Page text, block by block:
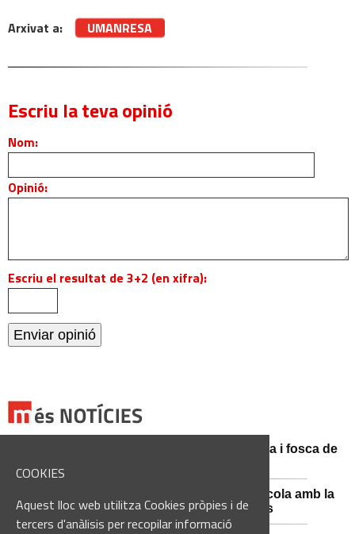
COOKIES
Aquest lloc web utilitza Cookies pròpies i de
tercers d'anàlisis per recopilar informació
Arxivat a:
UMANRESA
Escriu la teva opinió
Nom:
Opinió:
Escriu el resultat de 3+2 (en xifra):
Catalunya es prepara per a la nit més màgica i fosca de
Sant Fruitós posa en valor el patrimoni agrícola amb la
restauració i exposició de peces històriques